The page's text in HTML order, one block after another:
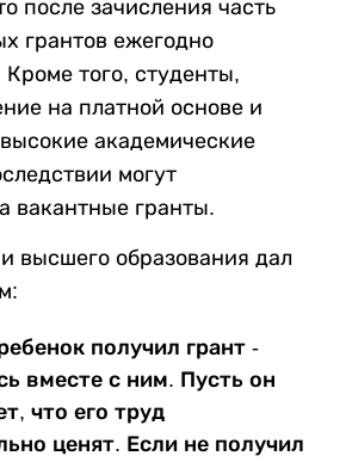
после зачисления часть
грантов ежегодно
того, студенты,
на платной основе и
академические
могут
вакантные гранты.
высшего образования дал
получил грант -
вместе с ним. Пусть он
что его труд
ценят. Если не получил